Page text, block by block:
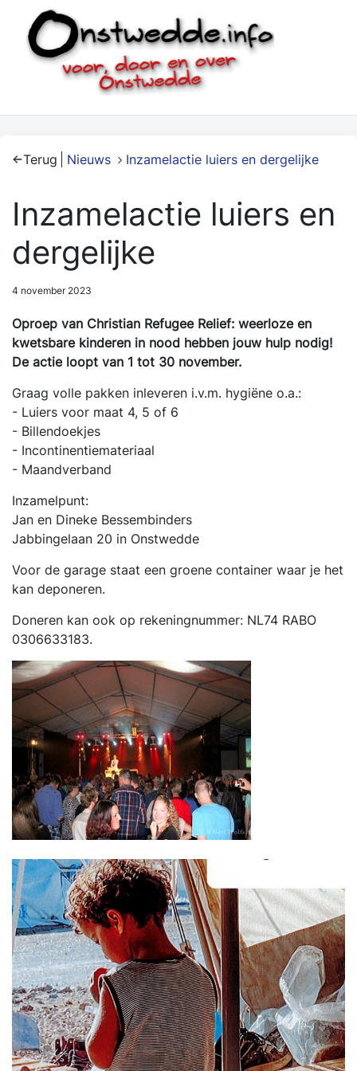
Terug Nieuws Inzamelactie luiers en dergelijke
Inzamelactie luiers en
dergelijke
4 november 2023
Oproep van Christian Refugee Relief: weerloze en
kwetsbare kinderen in nood hebben jouw hulp nodig!
De actie loopt van 1 tot 30 november.
Graag volle pakken inleveren i.v.m. hygiëne o.a.:
- Luiers voor maat 4, 5 of 6
- Billendoekjes
- Incontinentiemateriaal
- Maandverband
Inzamelpunt:
Jan en Dineke Bessembinders
Jabbingelaan 20 in Onstwedde
Voor de garage staat een groene container waar je het
kan deponeren.
Doneren kan ook op rekeningnummer: NL74 RABO
0306633183.